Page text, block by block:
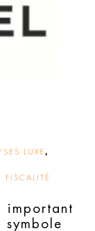
LUXE ,
FISCALITÉ
important
symbole